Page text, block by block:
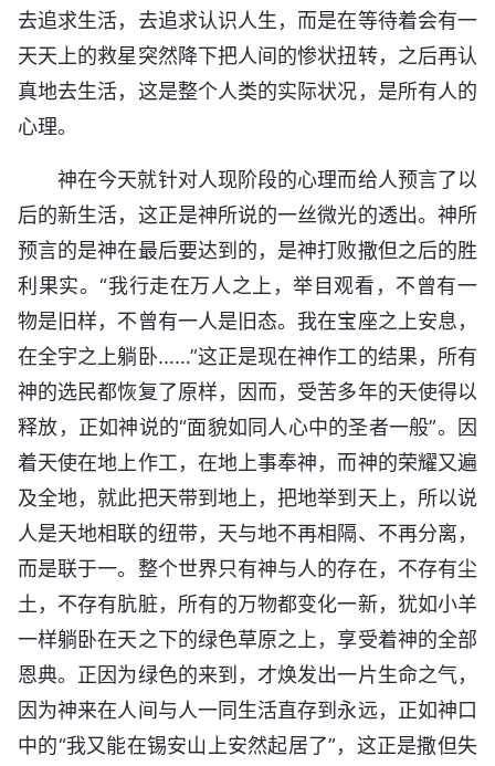
去追求生活，去追求认识人生，而是在等待着会有一
天天上的救星突然降下把人间的惨状扭转，之后再认
真地去生活，这是整个人类的实际状况，是所有人的
心理。
神在今天就针对人现阶段的心理而给人预言了以
后的新生活，这正是神所说的一丝微光的透出。神所
预言的是神在最后要达到的，是神打败撒但之后的胜
利果实。“我行走在万人之上，举目观看，不曾有一
物是旧样，不曾有一人是旧态。我在宝座之上安息，
在全宇之上躺卧……”这正是现在神作工的结果，所有
神的选民都恢复了原样，因而，受苦多年的天使得以
释放，正如神说的“面貌如同人心中的圣者一般”。因
着天使在地上作工，在地上事奉神，而神的荣耀又遍
及全地，就此把天带到地上，把地举到天上，所以说
人是天地相联的纽带，天与地不再相隔、不再分离，
而是联于一。整个世界只有神与人的存在，不存有尘
土，不存有肮脏，所有的万物都变化一新，犹如小羊
一样躺卧在天之下的绿色草原之上，享受着神的全部
恩典。正因为绿色的来到，才焕发出一片生命之气，
因为神来在人间与人一同生活直存到永远，正如神口
中的“我又能在锡安山上安然起居了”，这正是撒但失